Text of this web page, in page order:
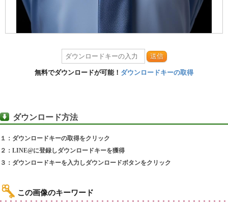
送信
無料でダウンロードが可能！ ダウンロードキーの取得
ダウンロード方法
１：ダウンロードキーの取得をクリック
２：LINE@に登録しダウンロードキーを獲得
３：ダウンロードキーを入力しダウンロードボタンをクリック
この画像のキーワード